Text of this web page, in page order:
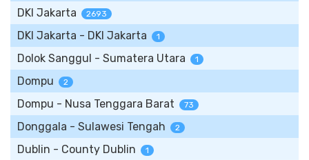
DKI Jakarta 2693
DKI Jakarta - DKI Jakarta 1
Dolok Sanggul - Sumatera Utara 1
Dompu 2
Dompu - Nusa Tenggara Barat 73
Donggala - Sulawesi Tengah 2
Dublin - County Dublin 1